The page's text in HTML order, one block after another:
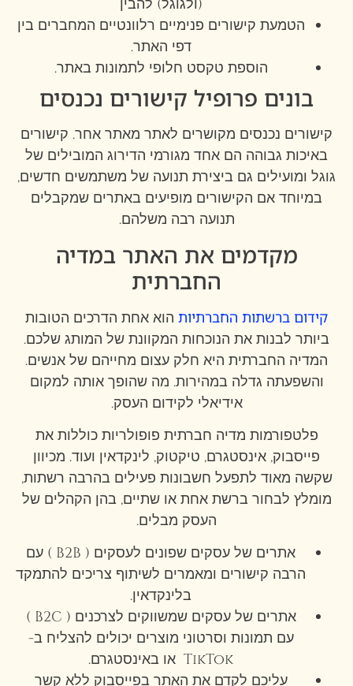
(ולגוגל) להבין
הטמעת קישורים פנימיים רלוונטיים המחברים בין
דפי האתר.
הוספת טקסט חלופי לתמונות באתר.
בונים פרופיל קישורים נכנסים
קישורים נכנסים מקושרים לאתר מאתר אחר. קישורים
באיכות גבוהה הם אחד מגורמי הדירוג המובילים של
גוגל ומועילים גם ביצירת תנועה של משתמשים חדשים,
במיוחד אם הקישורים מופיעים באתרים שמקבלים
תנועה רבה משלהם.
מקדמים את האתר במדיה
החברתית
קידום ברשתות החברתיות הוא אחת הדרכים הטובות
ביותר לבנות את הנוכחות המקוונת של המותג שלכם.
המדיה החברתית היא חלק עצום מחייהם של אנשים.
והשפעתה גדלה במהירות. מה שהופך אותה למקום
אידיאלי לקידום העסק.
פלטפורמות מדיה חברתית פופולריות כוללות את
פייסבוק, אינסטגרם, טיקטוק, לינקדאין ועוד. מכיוון
שקשה מאוד לתפעל חשבונות פעילים בהרבה רשתות,
מומלץ לבחור ברשת אחת או שתיים, בהן הקהלים של
העסק מבלים.
אתרים של עסקים שפונים לעסקים ( B2B ) עם
הרבה קישורים ומאמרים לשיתוף צריכים להתמקד
בלינקדאין.
אתרים של עסקים שמשווקים לצרכנים ( B2C )
עם תמונות וסרטוני מוצרים יכולים להצליח ב-
TikTok או באינסטגרם.
עליכם לקדם את האתר בפייסבוק ללא קשר